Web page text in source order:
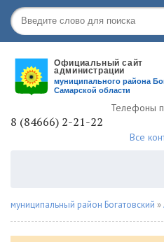
Телефоны
8 (84666) 2-21-22
Все
муниципальный район Богатовский »